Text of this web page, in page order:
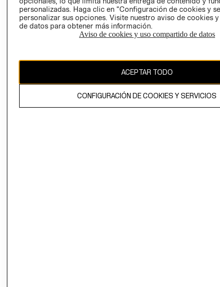
El contenido de esta página web está protegido por copyright y es
personalizadas. Haga clic en “Configuración de cookies y
personalizar sus opciones. Visite nuestro aviso de cookies
de datos para obtener más información.
Aviso de cookies y uso compartido de datos
ACEPTAR TODO
CONFIGURACIÓN DE COOKIES Y SERVICIOS